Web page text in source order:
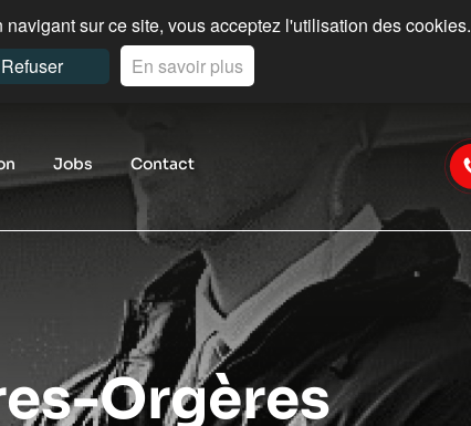
sur ce site, vous acceptez l'utilisation des cookies.
Refuser En savoir plus
Jobs Contact
Orgères